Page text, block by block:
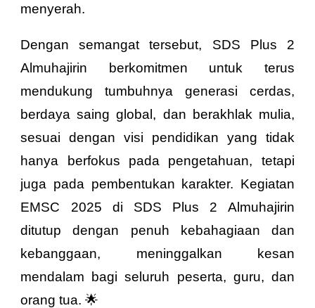
menyerah.
Dengan semangat tersebut, SDS Plus 2
Almuhajirin berkomitmen untuk terus
mendukung tumbuhnya generasi cerdas,
berdaya saing global, dan berakhlak mulia,
sesuai dengan visi pendidikan yang tidak
hanya berfokus pada pengetahuan, tetapi
juga pada pembentukan karakter. Kegiatan
EMSC 2025 di SDS Plus 2 Almuhajirin
ditutup dengan penuh kebahagiaan dan
kebanggaan, meninggalkan kesan
mendalam bagi seluruh peserta, guru, dan
orang tua. 🌟